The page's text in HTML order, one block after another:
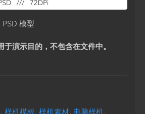
模型
演示目的，不包含在文件中。
, 样机模板, 样机素材, 电脑样机,